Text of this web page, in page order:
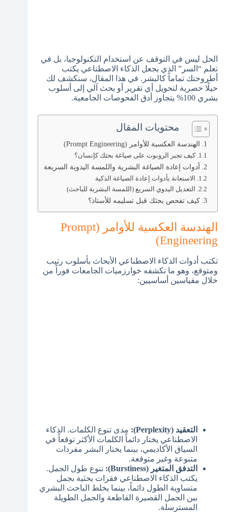
الحل ليس في التوقف عن استخدام التكنولوجيا، بل في
تعلم “السر” الذي يجعل الذكاء الاصطناعي يكتب
أطروحتك تماماً كالبشر. في هذا المقال، سنكشف لك
حيلًا حصرية لتحويل أي تقرير أو بحث آلي إلى أسلوب
بشري 100% يتجاوز أدق الفحوصات الجامعية.
محتويات المقال
الهندسة العكسية للأوامر (Prompt Engineering)
كيف تجبر الروبوت على صياغة بحثك كإنسان؟
أدوات إعادة الصياغة البشرية واللمسة اليدوية السريعة
الاستعانة بأدوات إعادة الصياغة الذكية
التعديل اليدوي السريع (اللمسة البشرية للباحث)
كيف تفحص بحثك قبل تسليمه للأستاذ؟
الهندسة العكسية للأوامر (Prompt
Engineering)
تكتب أدوات الذكاء الاصطناعي الأبحاث بأسلوب رتيب
ومتوقع، وهو ما تكشفه خوارزميات الجامعات فوراً من
خلال مقياسين أساسيين:
التعقيد (Perplexity):
مدى تنوع الكلمات. الذكاء
الاصطناعي يختار دائماً الكلمات الأكثر توقعاً في
السياق الأكاديمي، بينما يختار البشر مفردات
متنوعة وغير متوقعة.
التدفق المتغير (Burstiness):
تنوع طول الجمل.
يكتب الذكاء الاصطناعي فقرات بحثية بجمل
متساوية الطول دائماً، بينما يخلط الباحث البشري
بين الجمل القصيرة القاطعة والجمل الطويلة
المسترسلة.